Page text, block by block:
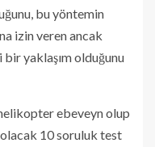
bu yöntemin
izin veren ancak
yaklaşım olduğunu
ebeveyn olup
olacak 10 soruluk test